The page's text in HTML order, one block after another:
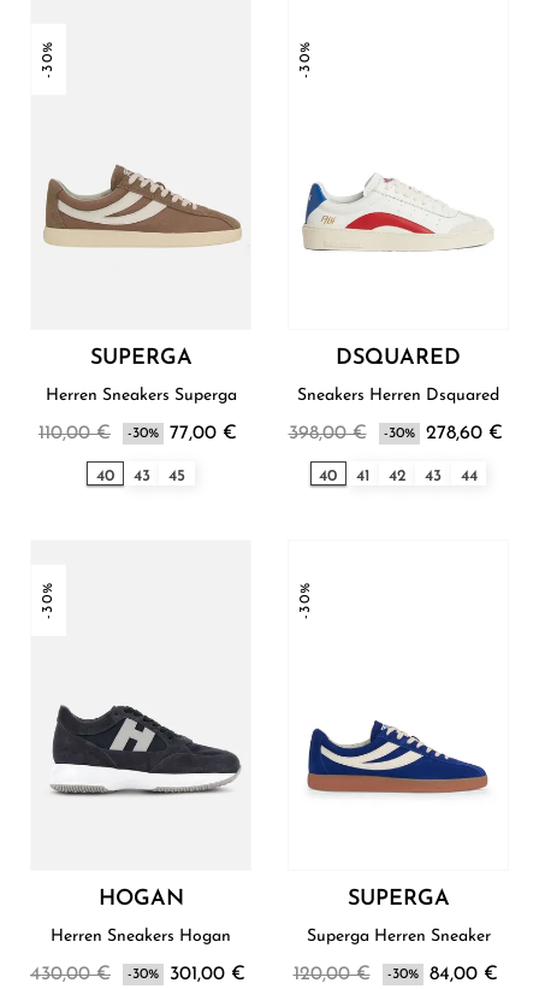
-30%
SUPERGA
Herren Sneakers Superga
110,00 € -30% 77,00 €
40 43 45
-30%
DSQUARED
Sneakers Herren Dsquared
398,00 € -30% 278,60 €
40 41 42 43 44
-30%
HOGAN
Herren Sneakers Hogan
430,00 € -30% 301,00 €
-30%
SUPERGA
Superga Herren Sneaker
120,00 € -30% 84,00 €